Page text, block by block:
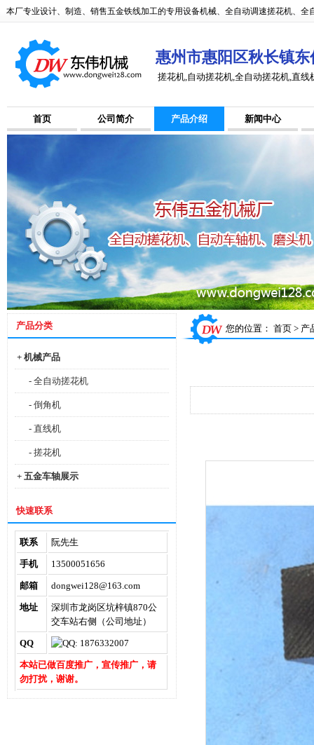
本厂专业设计、制造、销售五金铁线加工的专用设备机械、全自动调速搓花机、
惠州市惠阳区秋长镇
搓花机,自动搓花机,全自动搓花机,直线
首页 公司简介 产品介绍 新闻中心
您的位置： 首页 > 产
产品分类
+ 机械产品
- 全自动搓花机
- 倒角机
- 直线机
- 搓花机
+ 五金车轴展示
快速联系
联系 阮先生
手机 13500051656
邮箱 dongwei128@163.com
地址
深圳市龙岗区坑梓镇870公
交车站右侧（公司地址）
QQ
本站已做百度推广，宣传推广，请
勿打扰，谢谢。